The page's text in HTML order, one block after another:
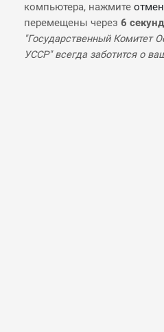
компьютера, нажмите
перемещены через 6 секунд
"Государственный Комитет
УССР" всегда заботится о